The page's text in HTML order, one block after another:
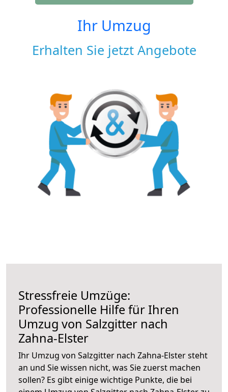
Ihr Umzug
Erhalten Sie jetzt Angebote
Stressfreie Umzüge:
Professionelle Hilfe für Ihren
Umzug von Salzgitter nach
Zahna-Elster
Ihr Umzug von Salzgitter nach Zahna-Elster steht
an und Sie wissen nicht, was Sie zuerst machen
sollen? Es gibt einige wichtige Punkte, die bei